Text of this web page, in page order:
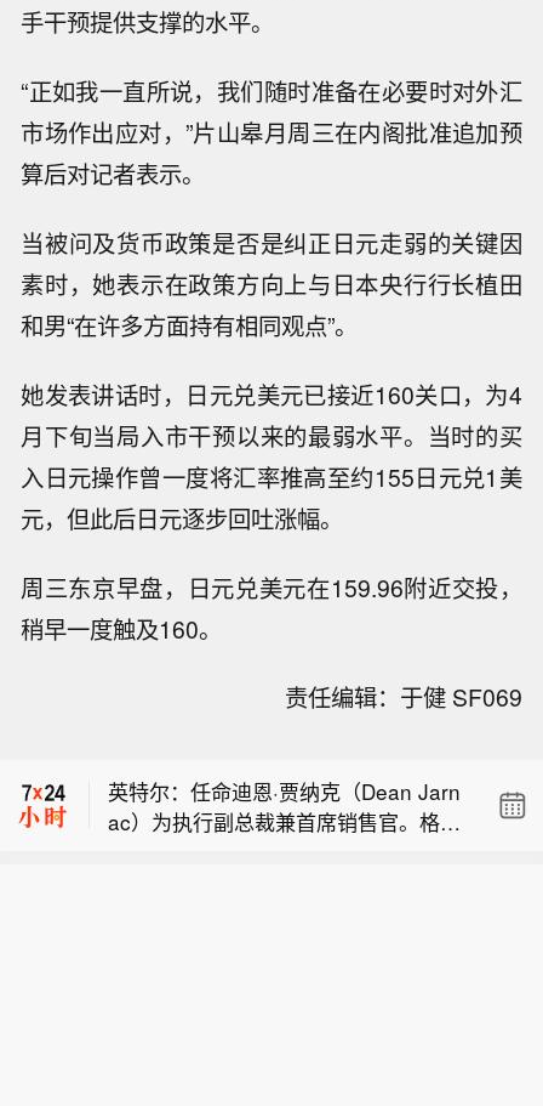
手干预提供支撑的水平。
“正如我一直所说，我们随时准备在必要时对外汇
市场作出应对，”片山皋月周三在内阁批准追加预
算后对记者表示。
当被问及货币政策是否是纠正日元走弱的关键因
素时，她表示在政策方向上与日本央行行长植田
和男“在许多方面持有相同观点”。
她发表讲话时，日元兑美元已接近160关口，为4
月下旬当局入市干预以来的最弱水平。当时的买
入日元操作曾一度将汇率推高至约155日元兑1美
元，但此后日元逐步回吐涨幅。
周三东京早盘，日元兑美元在159.96附近交投，
稍早一度触及160。
责任编辑：于健 SF069
革命卫队提供资金、助长非法金融活动
家安全委员会就伊朗与阿曼、美国达成
的协议作出最终批准。该外交官称：“我
英特尔：任命迪恩·贾纳克（Dean Jarn
ac）为执行副总裁兼首席销售官。格雷